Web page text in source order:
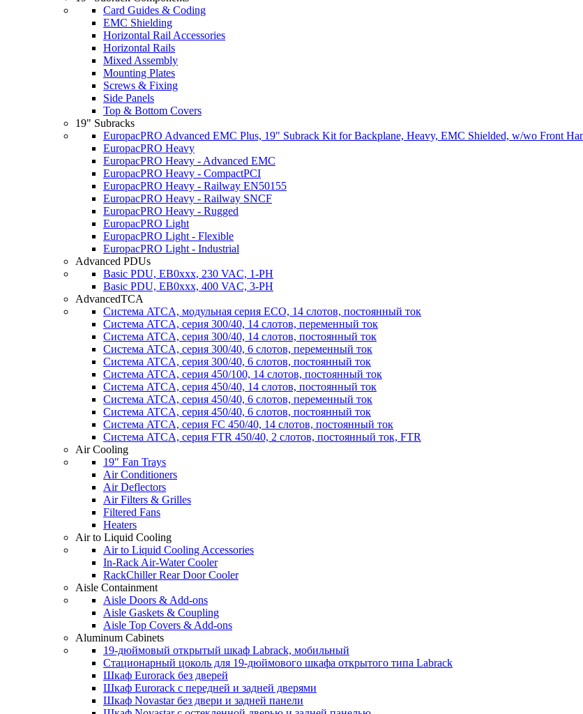
Card Guides & Coding
EMC Shielding
Horizontal Rail Accessories
Horizontal Rails
Mixed Assembly
Mounting Plates
Screws & Fixing
Side Panels
Top & Bottom Covers
19" Subracks
EuropacPRO Advanced EMC Plus, 19" Subrack Kit for Backplane, Heavy, EMC Shielded, w/wo Front
EuropacPRO Heavy
EuropacPRO Heavy - Advanced EMC
EuropacPRO Heavy - CompactPCI
EuropacPRO Heavy - Railway EN50155
EuropacPRO Heavy - Railway SNCF
EuropacPRO Heavy - Rugged
EuropacPRO Light
EuropacPRO Light - Flexible
EuropacPRO Light - Industrial
Advanced PDUs
Basic PDU, EB0xxx, 230 VAC, 1-PH
Basic PDU, EB0xxx, 400 VAC, 3-PH
AdvancedTCA
Система ATCA, модульная серия ECO, 14 слотов, постоянный ток
Система ATCA, серия 300/40, 14 слотов, переменный ток
Система ATCA, серия 300/40, 14 слотов, постоянный ток
Система ATCA, серия 300/40, 6 слотов, переменный ток
Система ATCA, серия 300/40, 6 слотов, постоянный ток
Система ATCA, серия 450/100, 14 слотов, постоянный ток
Система ATCA, серия 450/40, 14 слотов, постоянный ток
Система ATCA, серия 450/40, 6 слотов, переменный ток
Система ATCA, серия 450/40, 6 слотов, постоянный ток
Система ATCA, серия FC 450/40, 14 слотов, постоянный ток
Система ATCA, серия FTR 450/40, 2 слотов, постоянный ток, FTR
Air Cooling
19" Fan Trays
Air Conditioners
Air Deflectors
Air Filters & Grilles
Filtered Fans
Heaters
Air to Liquid Cooling
Air to Liquid Cooling Accessories
In-Rack Air-Water Cooler
RackChiller Rear Door Cooler
Aisle Containment
Aisle Doors & Add-ons
Aisle Gaskets & Coupling
Aisle Top Covers & Add-ons
Aluminum Cabinets
19-дюймовый открытый шкаф Labrack, мобильный
Стационарный цоколь для 19-дюймового шкафа открытого типа Labrack
Шкаф Eurorack без дверей
Шкаф Eurorack с передней и задней дверями
Шкаф Novastar без двери и задней панели